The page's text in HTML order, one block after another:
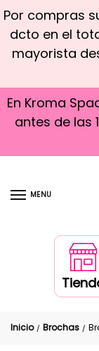
Por compras
dcto en el
mayorista
En Kroma
antes de las
MENU
Inicio / Brochas /